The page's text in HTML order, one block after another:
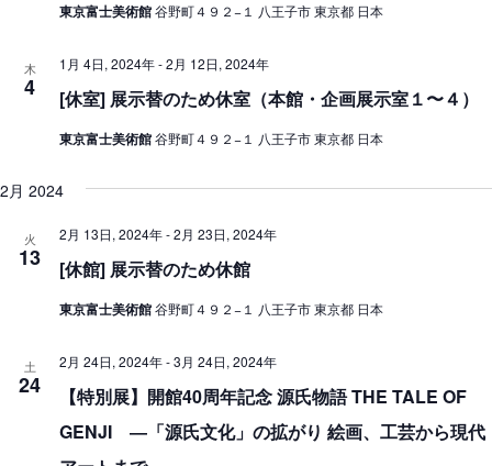
東京富士美術館谷野町４９２−１ 八王子市 東京都 日本
木
4 [休室] 展示替のため休室（本館・企画展示室１〜４）
1月 4日, 2024年-2月 12日, 2024年
東京富士美術館谷野町４９２−１ 八王子市 東京都 日本
2月 2024
火
13 [休館] 展示替のため休館
2月 13日, 2024年-2月 23日, 2024年
東京富士美術館谷野町４９２−１ 八王子市 東京都 日本
土
24
【特別展】開館40周年記念 源氏物語 THE TALE OF
GENJI ―「源氏文化」の拡がり 絵画、工芸から現代
2月 24日, 2024年-3月 24日, 2024年